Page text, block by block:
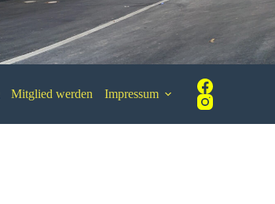
Mitglied werden Impressum